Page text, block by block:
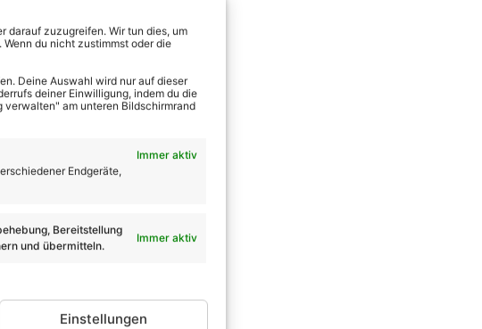
darauf zuzugreifen. Wir tun dies, um
du nicht zustimmst oder die
Deine Auswahl wird nur auf dieser
deiner Einwilligung, indem du die
am unteren Bildschirmrand
Immer aktiv
Endgeräte,
Bereitstellung
und übermitteln.
Immer aktiv
Einstellungen
auftritt!